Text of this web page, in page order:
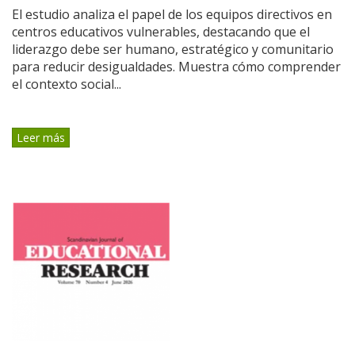
El estudio analiza el papel de los equipos directivos en
centros educativos vulnerables, destacando que el
liderazgo debe ser humano, estratégico y comunitario
para reducir desigualdades. Muestra cómo comprender
el contexto social...
Leer más